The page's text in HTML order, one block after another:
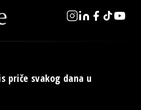
priče svakog dana u